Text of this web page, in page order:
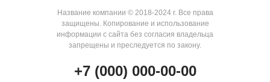
+7 (000) 000-00-00
Название компании © 2018-2024 г. Все права
защищены. Копирование и использование
информации с сайта без согласия владельца
запрещены и преследуется по закону.